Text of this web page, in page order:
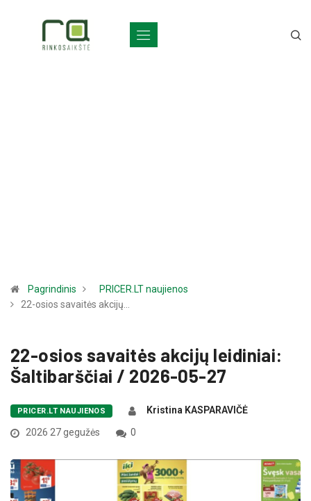
Pagrindinis
PRICER.LT naujienos
22-osios savaitės akcijų…
22-osios savaitės akcijų leidiniai:
Šaltibarščiai / 2026-05-27
PRICER.LT NAUJIENOS
Kristina KASPARAVIČĖ
2026 27 gegužės
0